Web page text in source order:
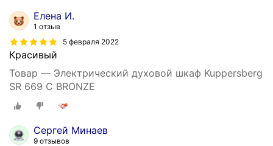
Елена И.
1 отзыв
5 февраля 2022
Красивый
Товар — Электрический духовой шкаф Kuppersberg
SR 669 C BRONZE
Сергей Минаев
9 отзывов